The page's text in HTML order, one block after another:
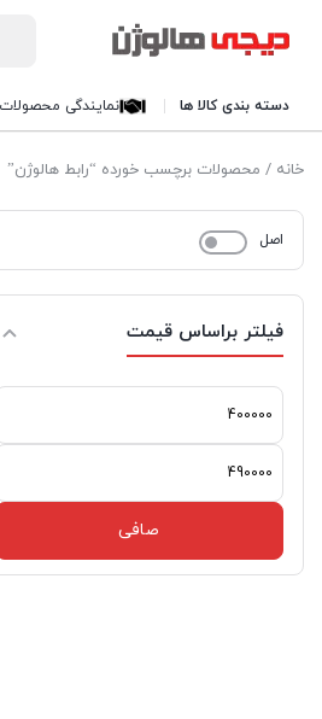
دسته بندی کالا ها نمایندگی محصولات
خانه / محصولات برچسب خورده “رابط هالوژن”
اصل
فیلتر براساس قیمت
صافی